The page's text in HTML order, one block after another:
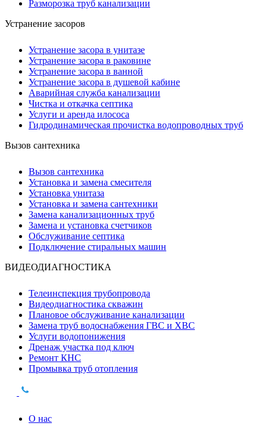
Разморозка труб канализации
Устранение засоров
Устранение засора в унитазе
Устранение засора в раковине
Устранение засора в ванной
Устранение засора в душевой кабине
Аварийная служба канализации
Чистка и откачка септика
Услуги и аренда илососа
Гидродинамическая прочистка водопроводных труб
Вызов сантехника
Вызов сантехника
Установка и замена смесителя
Установка унитаза
Установка и замена сантехники
Замена канализационных труб
Замена и установка счетчиков
Обслуживание септика
Подключение стиральных машин
ВИДЕОДИАГНОСТИКА
Телеинспекция трубопровода
Видеодиагностика скважин
Плановое обслуживание канализации
Замена труб водоснабжения ГВС и ХВС
Услуги водопонижения
Дренаж участка под ключ
Ремонт КНС
Промывка труб отопления
О нас